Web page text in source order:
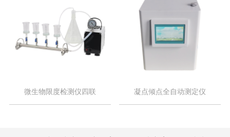
微生物限度检测仪四联 凝点倾点全自动测定仪